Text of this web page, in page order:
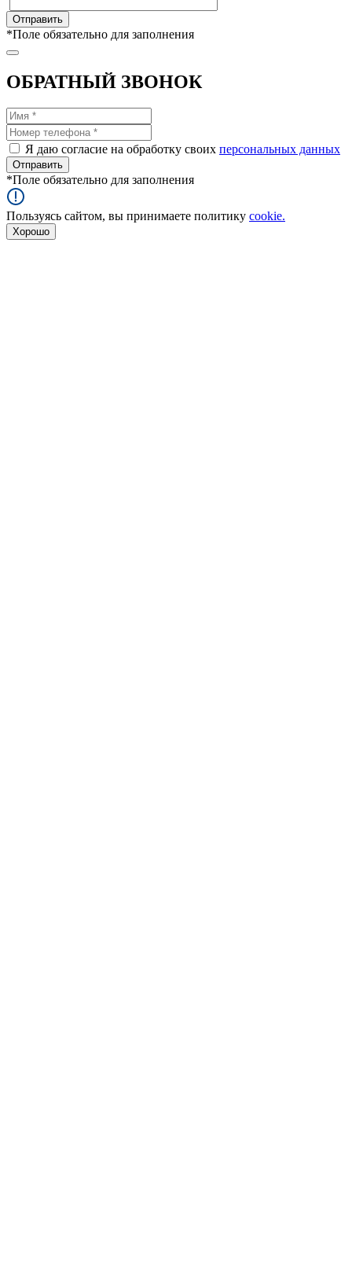
*Поле обязательно для заполнения
ОБРАТНЫЙ ЗВОНОК
Я даю согласие на обработку своих персональных данных
*Поле обязательно для заполнения
Пользуясь сайтом, вы принимаете политику cookie.
Хорошо